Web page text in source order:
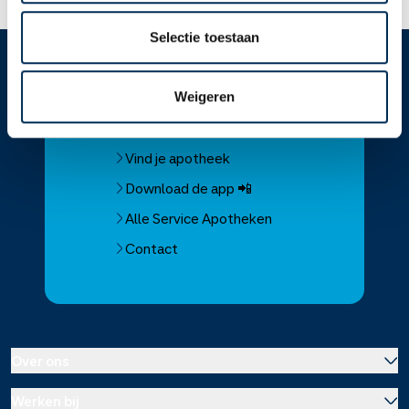
Selectie toestaan
Weigeren
ServiceApotheek
Service Apotheek home
Vind je apotheek
Download de app 📲
Alle Service Apotheken
Contact